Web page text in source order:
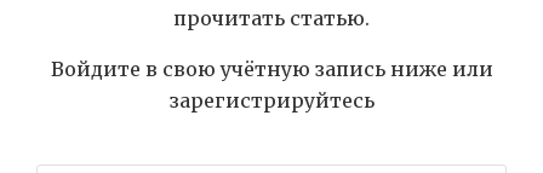
прочитать статью.
Войдите в свою учётную запись ниже или
зарегистрируйтесь